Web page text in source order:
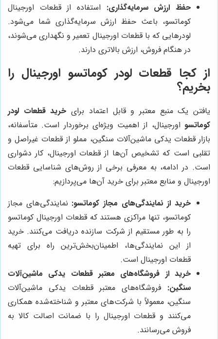
حفظ ارزش سرمایه‌گذاری: استفاده از قطعات اورجینال
کوماتسو، باعث حفظ ارزش سرمایه‌گذاری شما می‌شود.
لودرهایی که با قطعات اورجینال تعمیر و نگهداری می‌شوند،
در هنگام فروش، ارزش بالاتری دارند.
از کجا قطعات لودر کوماتسو اورجینال را
بخریم؟
یافتن یک منبع معتبر و قابل اعتماد برای خرید قطعات لودر
کوماتسو اورجینال، از اهمیت ویژه‌ای برخوردار است. متأسفانه،
بازار قطعات یدکی ماشین‌آلات سنگین، مملو از قطعات غیراصل و
تقلبی است که تشخیص آن‌ها از قطعات اورجینال، کار دشواری
است. در ادامه، به معرفی برخی از روش‌های شناسایی قطعات
اورجینال و منابع معتبر برای خرید آن‌ها می‌پردازیم:
خرید از نمایندگی‌های مجاز کوماتسو: نمایندگی‌های مجاز
کوماتسو، تنها مراکزی هستند که قطعات اورجینال کوماتسو
را به طور مستقیم از شرکت سازنده دریافت می‌کنند. خرید
از این نمایندگی‌ها، اطمینان‌بخش‌ترین راه برای تهیه
قطعات اورجینال است.
خرید از فروشگاه‌های معتبر قطعات یدکی ماشین‌آلات
سنگین: فروشگاه‌های معتبر قطعات یدکی ماشین‌آلات
سنگین، معمولاً با شرکت‌های معتبر و شناخته‌شده همکاری
می‌کنند و قطعات اورجینال را با ضمانت اصالت کالا به
فروش می‌رسانند.